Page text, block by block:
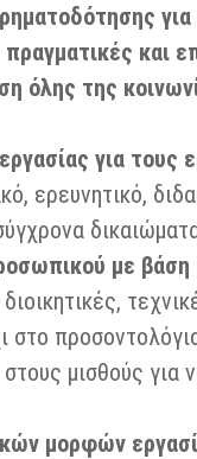
για
και
όλης της
για τους
ερευνητικό,
με βάση
στο
μισθούς για
μορφών